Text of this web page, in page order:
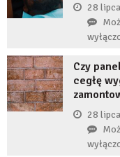
28
Czy
cegłę
28